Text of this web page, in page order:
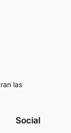
las
Social